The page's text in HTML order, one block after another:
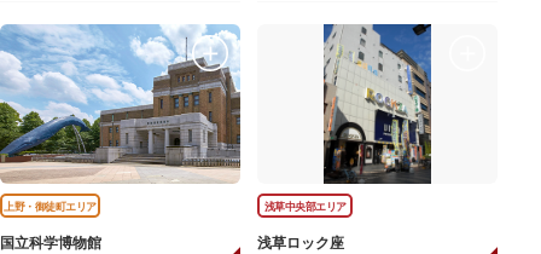
上野・御徒町エリア
国立科学博物館
浅草中央部エリア
浅草ロック座